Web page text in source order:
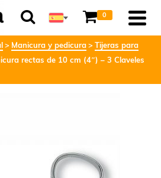
0
Manicura y pedicura
Tijeras para
rectas de 10 cm (4″) – 3 Claveles